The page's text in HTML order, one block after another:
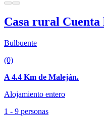
Casa rural Cuenta
Bulbuente
(0)
A 4.4 Km de Maleján.
Alojamiento entero
1 - 9 personas